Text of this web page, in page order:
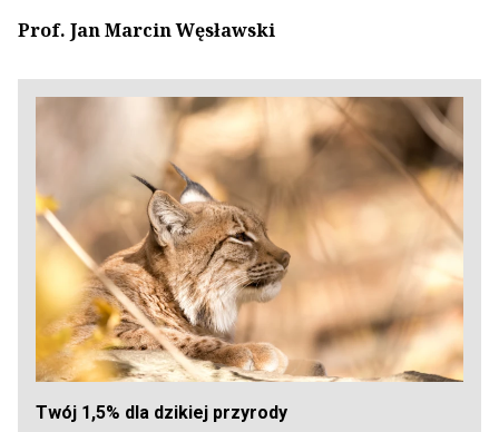
Prof. Jan Marcin Węsławski
Twój 1,5% dla dzikiej przyrody